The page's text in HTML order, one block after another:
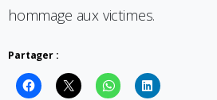
hommage aux victimes.
Partager :